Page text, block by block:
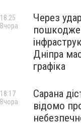
Через
Дніпра
графіка
18:25
Вчора
Сарана
відомо
18:17
Вчора